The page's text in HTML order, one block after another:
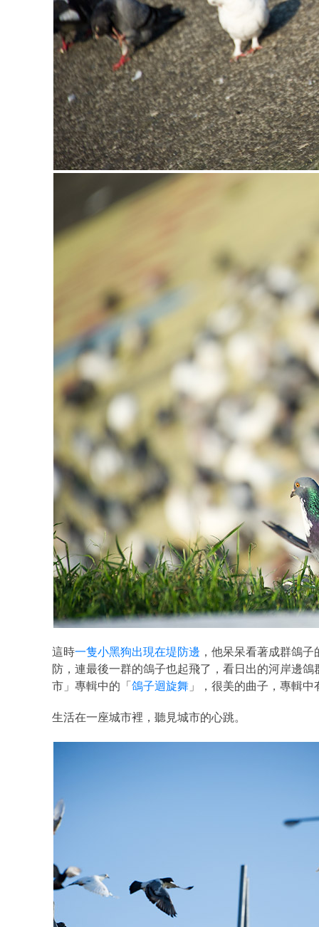
這時一隻小黑狗出現在堤防邊 ，他呆呆看著成群鴿
防，連最後一群的鴿子也起飛了，看日出的河岸邊
市」專輯中的「鴿子迴旋舞 」，很美的曲子，專輯
生活在一座城市裡，聽見城市的心跳。